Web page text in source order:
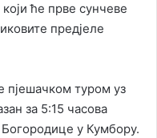
ће прве сунчеве
пред‌јеле
пјешачком туром уз
за 5:15 часова
у Кумбору.